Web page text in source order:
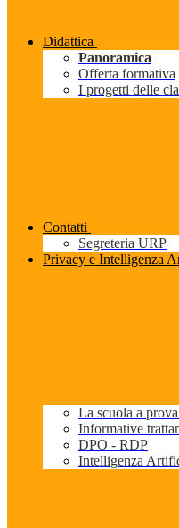
Didattica
Panoramica
Offerta formativa
I progetti delle
Contatti
Segreteria URP
Privacy e Intelligenza
La scuola a
Informative
DPO - RDP
Intelligenza